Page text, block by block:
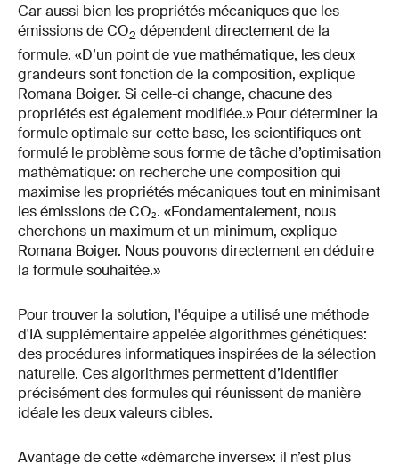
Car aussi bien les propriétés mécaniques que les
émissions de CO2 dépendent directement de la
formule. «D’un point de vue mathématique, les deux
grandeurs sont fonction de la composition, explique
Romana Boiger. Si celle-ci change, chacune des
propriétés est également modifiée.» Pour déterminer la
formule optimale sur cette base, les scientifiques ont
formulé le problème sous forme de tâche d’optimisation
mathématique: on recherche une composition qui
maximise les propriétés mécaniques tout en minimisant
les émissions de CO₂. «Fondamentalement, nous
cherchons un maximum et un minimum, explique
Romana Boiger. Nous pouvons directement en déduire
la formule souhaitée.»
Pour trouver la solution, l'équipe a utilisé une méthode
d'IA supplémentaire appelée algorithmes génétiques:
des procédures informatiques inspirées de la sélection
naturelle. Ces algorithmes permettent d’identifier
précisément des formules qui réunissent de manière
idéale les deux valeurs cibles.
Avantage de cette «démarche inverse»: il n’est plus